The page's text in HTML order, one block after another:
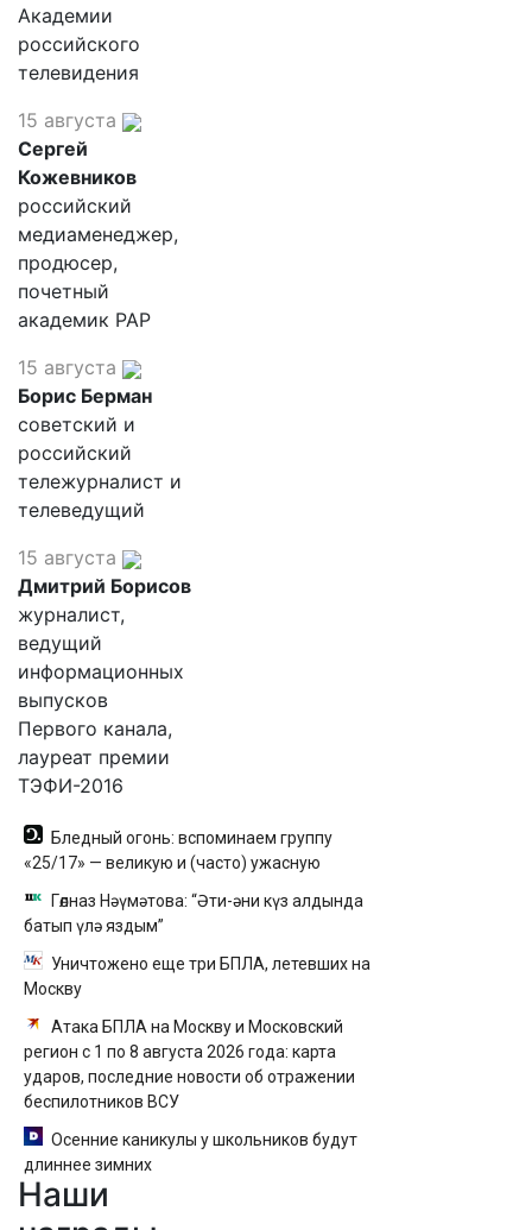
Академии
российского
телевидения
15 августа
Сергей
Кожевников
российский
медиаменеджер,
продюсер,
почетный
академик РАР
15 августа
Борис Берман
советский и
российский
тележурналист и
телеведущий
15 августа
Дмитрий Борисов
журналист,
ведущий
информационных
выпусков
Первого канала,
лауреат премии
ТЭФИ-2016
Бледный огонь: вспоминаем группу
«25/17» — великую и (часто) ужасную
Гөлназ Нәүмәтова: “Әти-әни күз алдында
батып үлә яздым”
Уничтожено еще три БПЛА, летевших на
Москву
Атака БПЛА на Москву и Московский
регион с 1 по 8 августа 2026 года: карта
ударов, последние новости об отражении
беспилотников ВСУ
Осенние каникулы у школьников будут
длиннее зимних
Наши